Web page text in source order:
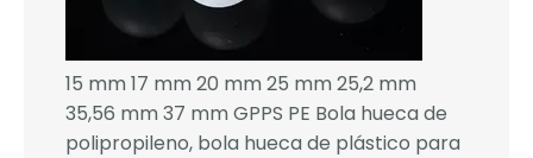
15 mm 17 mm 20 mm 25 mm 25,2 mm
35,56 mm 37 mm GPPS PE Bola hueca de
polipropileno, bola hueca de plástico para